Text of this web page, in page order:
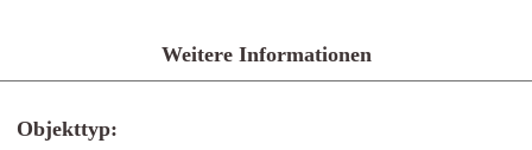
Weitere Informationen
Objekttyp: